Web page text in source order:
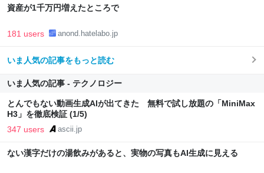
資産が1千万円増えたところで
181 users anond.hatelabo.jp
いま人気の記事をもっと読む
いま人気の記事 - テクノロジー
とんでもない動画生成AIが出てきた 無料で試し放題の「MiniMax
H3」を徹底検証 (1/5)
347 users ascii.jp
ない漢字だけの湯飲みがあると、実物の写真もAI生成に見える